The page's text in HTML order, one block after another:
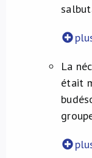
La
était